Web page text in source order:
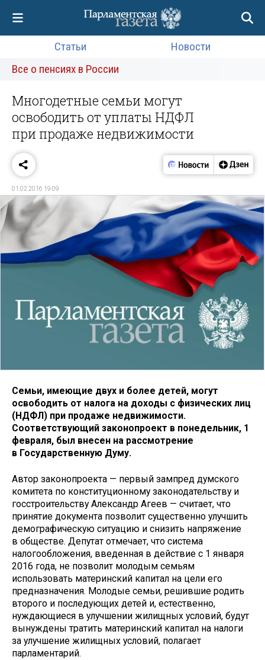
Статьи
Новости
Все о пенсиях в России
Многодетные семьи могут
освободить от уплаты НДФЛ
при продаже недвижимости
01.02.2016 19:09
Семьи, имеющие двух и более детей, могут
освободить от налога на доходы с физических лиц
(НДФЛ) при продаже недвижимости.
Соответствующий законопроект в понедельник, 1
февраля, был внесен на рассмотрение
в Государственную Думу.
Автор законопроекта — первый зампред думского
комитета по конституционному законодательству и
госстроительству Александр Агеев — считает, что
принятие документа позволит существенно улучшить
демографическую ситуацию и снизить напряжение
в обществе. Депутат отмечает, что система
налогообложения, введенная в действие с 1 января
2016 года, не позволит молодым семьям
использовать материнский капитал на цели его
предназначения. Молодые семьи, решившие родить
второго и последующих детей и, естественно,
нуждающиеся в улучшении жилищных условий, будут
вынуждены тратить материнский капитал на налоги
за улучшение жилищных условий, полагает
парламентарий.